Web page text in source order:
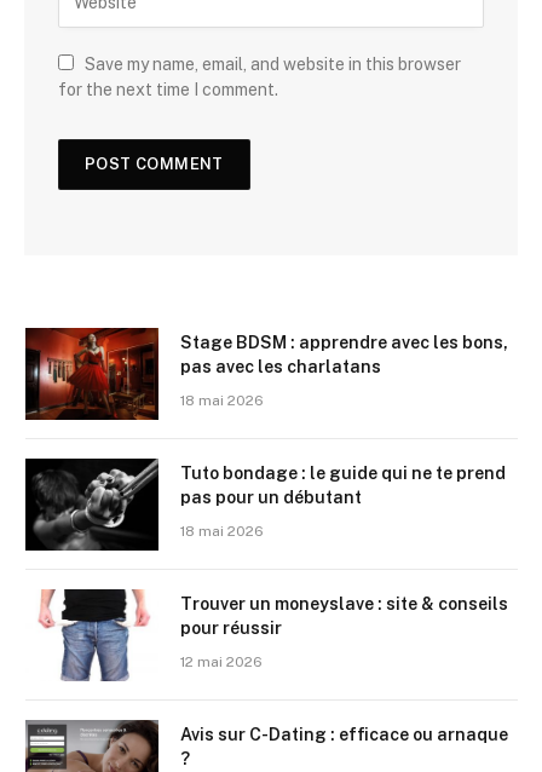
Save my name, email, and website in this browser
for the next time I comment.
Stage BDSM : apprendre avec les bons,
pas avec les charlatans
18 mai 2026
Tuto bondage : le guide qui ne te prend
pas pour un débutant
18 mai 2026
Trouver un moneyslave : site & conseils
pour réussir
12 mai 2026
Avis sur C-Dating : efficace ou arnaque
?